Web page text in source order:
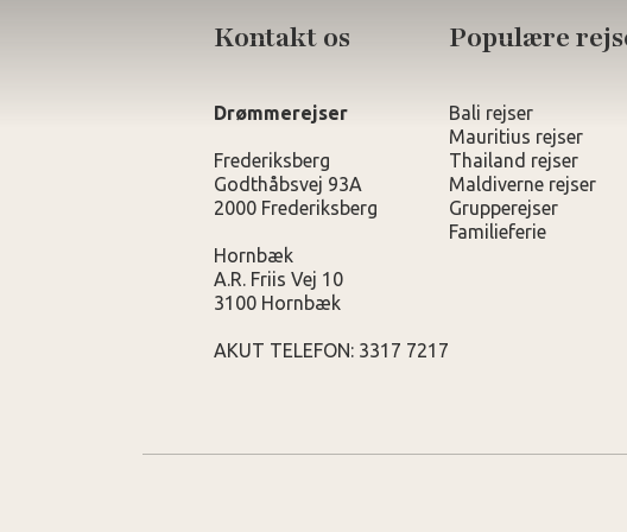
Kontakt os
Drømmerejser
Frederiksberg
Godthåbsvej 93A
2000 Frederiksberg
Hornbæk
A.R. Friis Vej 10
3100 Hornbæk
AKUT TELEFON: 3317 7217
Populære
Bali rejser
Mauritius rejser
Thailand rejser
Maldiverne rejser
Grupperejser
Familieferie